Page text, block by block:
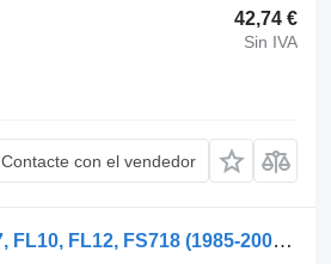
42,74 €
Sin IVA
Contacte con el vendedor
Volvo FL7 (01.85-12.98) 1594175 relé para Volvo FL, FL6, FL7, FL10, FL12, FS718 (1985-2005) cabeza tractora